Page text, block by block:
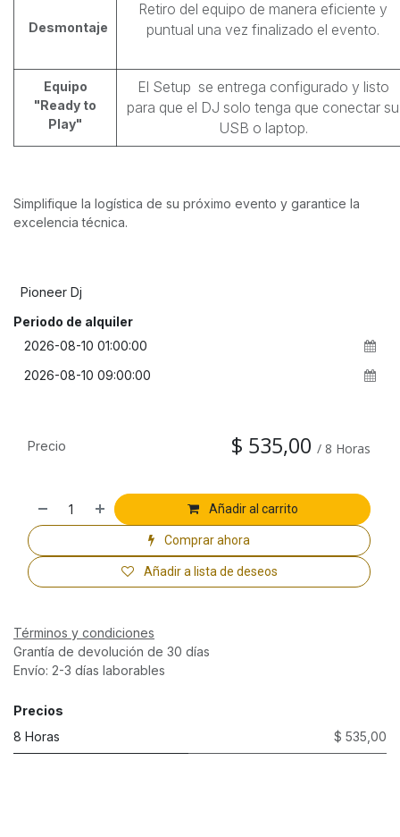
Desmontaje
Retiro del equipo de manera eficiente y
puntual una vez finalizado el evento.
Equipo
"Ready to
Play"
El Setup se entrega configurado y listo
para que el DJ solo tenga que conectar su
USB o laptop.
Simplifique la logística de su próximo evento y garantice la
excelencia técnica.
Pioneer Dj
Periodo de alquiler
Añadir al carrito
Comprar ahora
Añadir a lista de deseos
Precio $ 535,00 / 8 Horas
Términos y condiciones
Grantía de devolución de 30 días
Envío: 2-3 días laborables
Precios
8 Horas
$ 535,00